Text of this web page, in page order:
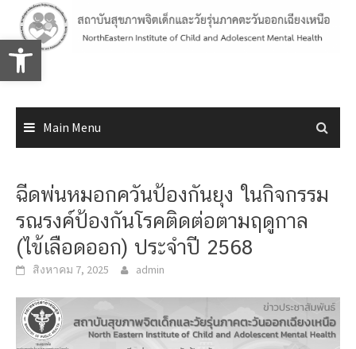
Open toolbar
content
Main Menu
ฉีดพ่นหมอกควันป้องกันยุง ในกิจกรรม
รณรงค์ป้องกันโรคติดต่อตามฤดูกาล
(ไข้เลือดออก) ประจำปี 2568
สิงหาคม 7, 2025 admin